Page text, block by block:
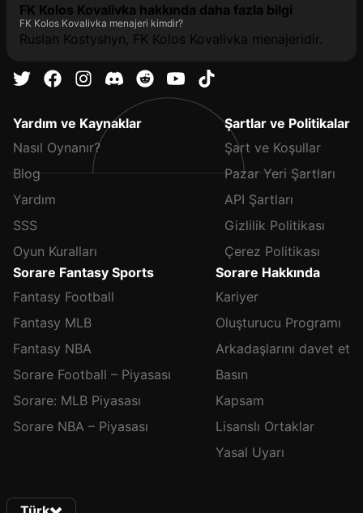
FK Kolos Kovalivka hakkında daha fazla bilgi
FK Kolos Kovalivka menajeri kimdir?
Ruslan Kostyshyn, FK Kolos Kovalivka menajeridir.
Yardım ve Kaynaklar
Nasıl Oynanır?
Blog
Yardım
SSS
Oyun Kuralları
Şartlar ve Politikalar
Şart ve Koşullar
Pazar Yeri Şartları
API Şartları
Gizlilik Politikası
Çerez Politikası
Sorare Fantasy Sports
Fantasy Football
Fantasy MLB
Fantasy NBA
Sorare Football – Piyasası
Sorare: MLB Piyasası
Sorare NBA – Piyasası
Sorare Hakkında
Kariyer
Oluşturucu Programı
Arkadaşlarını davet et
Basın
Kapsam
Lisanslı Ortaklar
Yasal Uyarı